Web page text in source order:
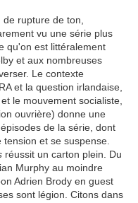
rupture de ton,
vu une série plus
qu'on est littéralement
et aux nombreuses
Le contexte
et la question irlandaise,
le mouvement socialiste,
ouvrière) donne une
de la série, dont
et se suspense.
réussit un carton plein. Du
Murphy au moindre
Adrien Brody en guest
sont légion. Citons dans